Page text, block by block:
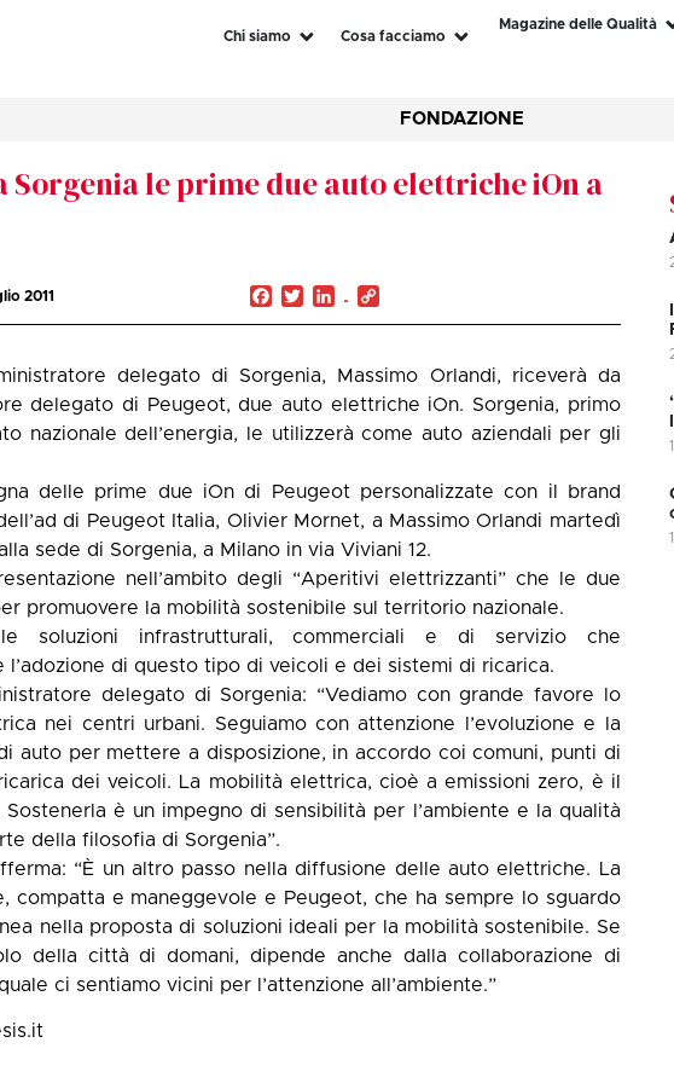
Chi siamo Cosa facciamo
Magazine delle Qualità
FONDAZIONE
Sorgenia le prime due auto elettriche iOn a
2011 Facebook
TwitterLinkedIn
delegato di Sorgenia, Massimo Orlandi, riceverà da
delegato di Peugeot, due auto elettriche iOn. Sorgenia, primo
nazionale dell’energia, le utilizzerà come auto aziendali per gli
delle prime due iOn di Peugeot personalizzate con il brand
di Peugeot Italia, Olivier Mornet, a Massimo Orlandi martedì
sede di Sorgenia, a Milano in via Viviani 12.
nell’ambito degli “Aperitivi elettrizzanti” che le due
promuovere la mobilità sostenibile sul territorio nazionale.
soluzioni infrastrutturali, commerciali e di servizio che
di questo tipo di veicoli e dei sistemi di ricarica.
delegato di Sorgenia: “Vediamo con grande favore lo
nei centri urbani. Seguiamo con attenzione l’evoluzione e la
auto per mettere a disposizione, in accordo coi comuni, punti di
dei veicoli. La mobilità elettrica, cioè a emissioni zero, è il
è un impegno di sensibilità per l’ambiente e la qualità
della filosofia di Sorgenia”.
“È un altro passo nella diffusione delle auto elettriche. La
compatta e maneggevole e Peugeot, che ha sempre lo sguardo
nella proposta di soluzioni ideali per la mobilità sostenibile. Se
della città di domani, dipende anche dalla collaborazione di
ci sentiamo vicini per l’attenzione all’ambiente.”